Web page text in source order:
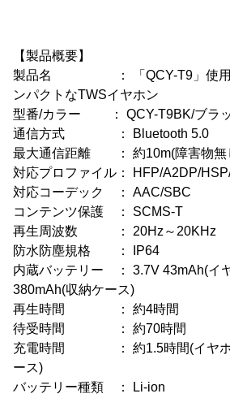
【製品概要】
製品名 ： 「QCY-T9」使用シ
ンパクトなTWSイヤホン
型番/カラー ： QCY-T9BK/ブラ
通信方式 ： Bluetooth 5.0
最大通信距離 ： 約10m(障害物無
対応プロファイル： HFP/A2DP/
対応コーデック ： AAC/SBC
コンテンツ保護 ： SCMS-T
再生周波数 ： 20Hz～20KHz
防水防塵規格 ： IP64
内蔵バッテリー ： 3.7V 43mAh(イ
380mAh(収納ケース)
再生時間 ： 約4時間
待受時間 ： 約70時間
充電時間 ： 約1.5時間(イヤホ
ース)
バッテリー種類 ： Li-ion